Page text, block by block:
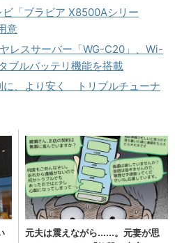
「ブラビア X8500Aシリー
意
レスサーバー「WG-C20」、Wi-
ブルバッテリ機能を搭載
に、より安く トリプルチューナ